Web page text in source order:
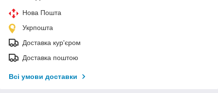
Нова Пошта
Укрпошта
Доставка кур'єром
Доставка поштою
Всі умови доставки